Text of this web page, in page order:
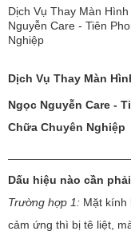
Dịch Vụ Thay Màn
Nguyễn Care - Tiên
Nghiệp
Dịch Vụ Thay Màn
Ngọc Nguyễn Care -
Chữa Chuyên Nghiệp
Dấu hiệu nào cần
Trường hợp 1: Mặt kính
cảm ứng thì bị tê liệt,